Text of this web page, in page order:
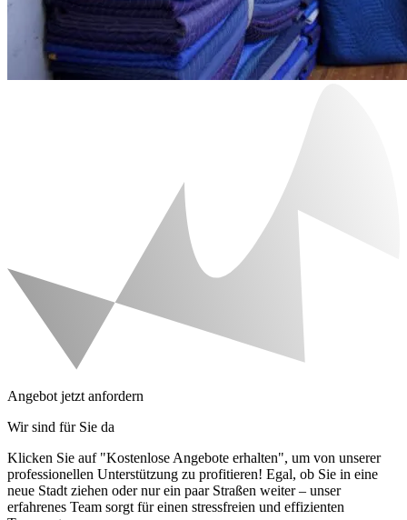
Angebot jetzt anfordern
Wir sind für Sie da
Klicken Sie auf "Kostenlose Angebote erhalten", um von unserer
professionellen Unterstützung zu profitieren! Egal, ob Sie in eine
neue Stadt ziehen oder nur ein paar Straßen weiter – unser
erfahrenes Team sorgt für einen stressfreien und effizienten